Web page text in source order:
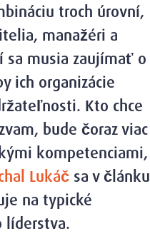
troch úrovní,
manažéri a
sa musia zaujímať o
ich organizácie
Kto chce
bude čoraz viac
kompetenciami,
Lukáč sa v článku
na typické
líderstva.